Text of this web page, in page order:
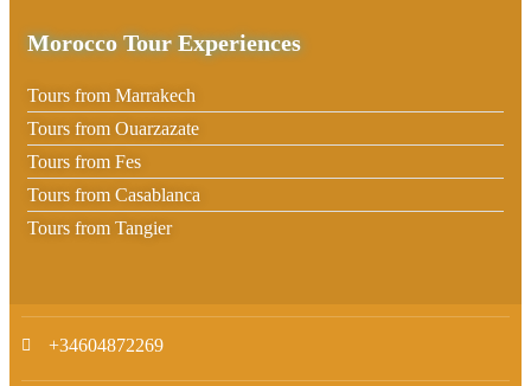
Morocco Tour Experiences
Tours from Marrakech
Tours from Ouarzazate
Tours from Fes
Tours from Casablanca
Tours from Tangier
+34604872269